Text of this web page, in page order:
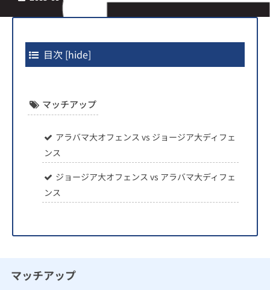
目次 [hide]
マッチアップ
アラバマ大オフェンス vs ジョージア大ディフェ
ンス
ジョージア大オフェンス vs アラバマ大ディフェ
ンス
マッチアップ